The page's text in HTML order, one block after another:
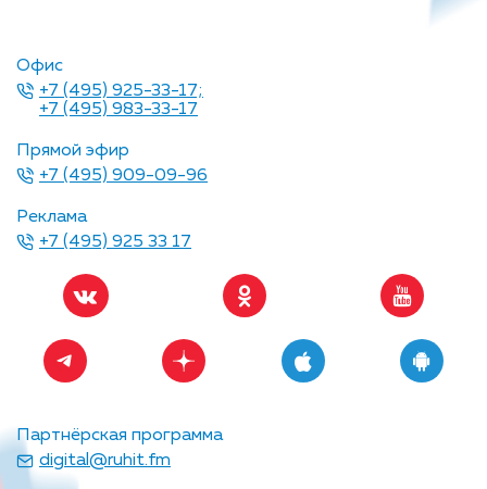
Офис
+7 (495) 925-33-17;
+7 (495) 983-33-17
Прямой эфир
+7 (495) 909-09-96
Реклама
+7 (495) 925 33 17
Партнёрская программа
digital@ruhit.fm